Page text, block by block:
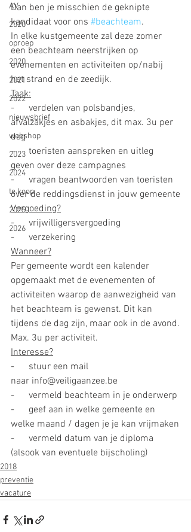
AV
2020
oproep
2020
2021
2022
nieuwsbrief
webshop
2023
2024
te koop
2025
2026
Dan ben je misschien de geknipte
kandidaat voor ons #beachteam.
In elke kustgemeente zal deze zomer
een beachteam neerstrijken op
evenementen en activiteiten op/nabij
het strand en de zeedijk.
Taak:
-      verdelen van polsbandjes,
afvalzakjes en asbakjes, dit max. 3u per
dag
-      toeristen aanspreken en uitleg
geven over deze campagnes
-      vragen beantwoorden van toeristen
over de reddingsdienst in jouw gemeente
Vergoeding?
-      vrijwilligersvergoeding
-      verzekering
Wanneer?
Per gemeente wordt een kalender
opgemaakt met de evenementen of
activiteiten waarop de aanwezigheid van
het beachteam is gewenst. Dit kan
tijdens de dag zijn, maar ook in de avond.
Max. 3u per activiteit.
Interesse?
-      stuur een mail
naar info@veiligaanzee.be
-      vermeld beachteam in je onderwerp
-      geef aan in welke gemeente en
welke maand / dagen je je kan vrijmaken
-      vermeld datum van je diploma
(alsook van eventuele bijscholing)
2018
preventie
vacature